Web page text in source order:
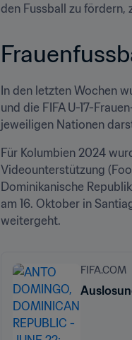
den Fussball zu fördern,
In den letzten Wochen
und die FIFA U-17-
jeweiligen Nationen
Für Kolumbien 2024
Videounterstützung
Dominikanische
am 16. Oktober in
weitergeht.
FIFA.COM